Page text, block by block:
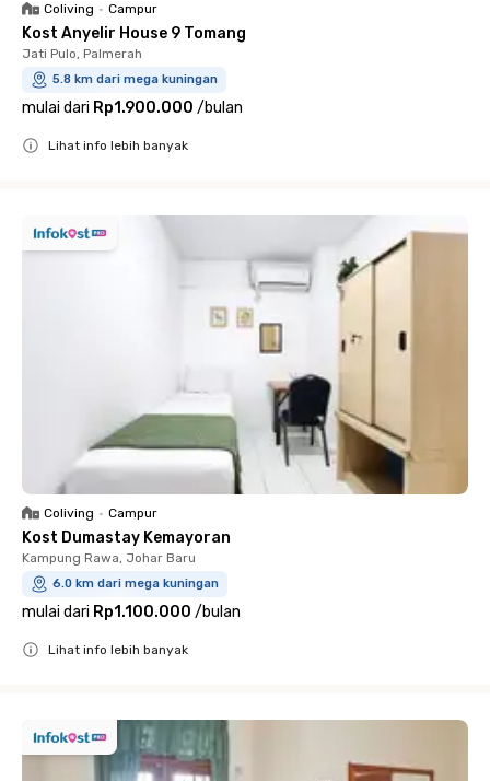
Coliving • Campur
Kost Anyelir House 9 Tomang
Jati Pulo, Palmerah
5.8 km dari mega kuningan
mulai dari Rp1.900.000 /bulan
Lihat info lebih banyak
Coliving • Campur
Kost Dumastay Kemayoran
Kampung Rawa, Johar Baru
6.0 km dari mega kuningan
mulai dari Rp1.100.000 /bulan
Lihat info lebih banyak